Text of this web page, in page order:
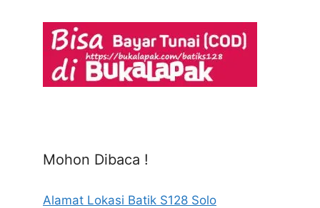
Mohon Dibaca !
Alamat Lokasi Batik S128 Solo